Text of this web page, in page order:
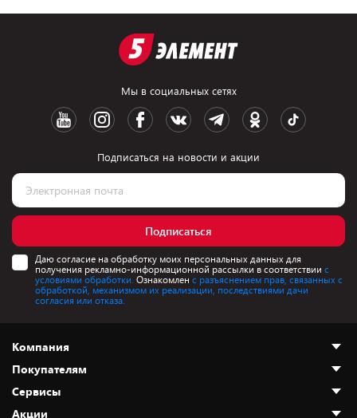
Мы в социальных сетях
Подписаться на новости и акции
Подписаться
Даю согласие на обработку моих персональных данных для
получения рекламно-информационной рассылки в соответствии с
условиями обработки. Ознакомлен с разъяснением прав, связанных с
обработкой, механизмом их реализации, последствиями дачи
согласия или отказа.
Компания
О нас
Адреса магазинов
Покупателям
Как сделать заказ
Сервисы
Акции